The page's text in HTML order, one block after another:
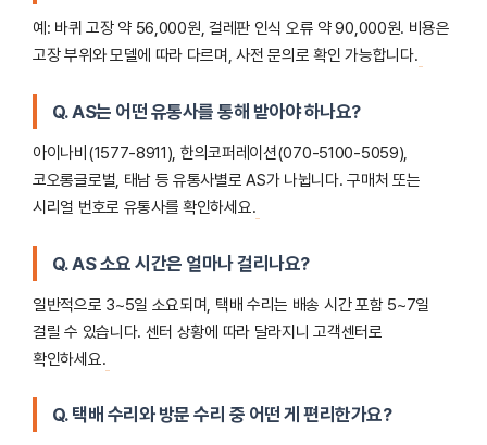
예: 바퀴 고장 약 56,000원, 걸레판 인식 오류 약 90,000원. 비용은
고장 부위와 모델에 따라 다르며, 사전 문의로 확인 가능합니다.
Q. AS는 어떤 유통사를 통해 받아야 하나요?
아이나비(1577-8911), 한의코퍼레이션(070-5100-5059),
코오롱글로벌, 태남 등 유통사별로 AS가 나뉩니다. 구매처 또는
시리얼 번호로 유통사를 확인하세요.
Q. AS 소요 시간은 얼마나 걸리나요?
일반적으로 3~5일 소요되며, 택배 수리는 배송 시간 포함 5~7일
걸릴 수 있습니다. 센터 상황에 따라 달라지니 고객센터로
확인하세요.
Q. 택배 수리와 방문 수리 중 어떤 게 편리한가요?